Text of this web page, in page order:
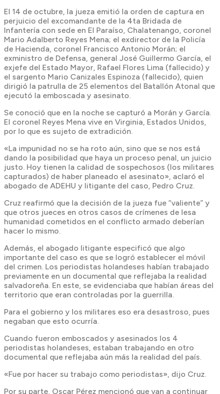
El 14 de octubre, la jueza emitió la orden de captura en
perjuicio del excomandante de la 4ta Bridada de
Infantería con sede en El Paraíso, Chalatenango, coronel
Mario Adalberto Reyes Mena; el exdirector de la Policía
de Hacienda, coronel Francisco Antonio Morán; el
exministro de Defensa, general José Guillermo García, el
exjefe del Estado Mayor, Rafael Flores Lima (fallecido) y
el sargento Mario Canizales Espinoza (fallecido), quien
dirigió la patrulla de 25 elementos del Batallón Atonal que
ejecutó la emboscada y asesinato.
Se conoció que en la noche se capturó a Morán y García.
El coronel Reyes Mena vive en Virginia, Estados Unidos,
por lo que es sujeto de extradición.
«La impunidad no se ha roto aún, sino que se nos está
dando la posibilidad que haya un proceso penal, un juicio
justo. Hoy tienen la calidad de sospechosos (los militares
capturados) de haber planeado el asesinato», aclaró el
abogado de ADEHU y litigante del caso, Pedro Cruz.
Cruz reafirmó que la decisión de la jueza fue “valiente” y
que otros jueces en otros casos de crímenes de lesa
humanidad cometidos en el conflicto armado deberían
hacer lo mismo.
Además, el abogado litigante especificó que algo
importante del caso es que se logró establecer el móvil
del crimen. Los periodistas holandeses habían trabajado
previamente en un documental que reflejaba la realidad
salvadoreña. En este, se evidenciaba que habían áreas del
territorio que eran controladas por la guerrilla.
Para el gobierno y los militares eso era desastroso, pues
negaban que esto ocurría.
Cuando fueron emboscados y asesinados los 4
periodistas holandeses, estaban trabajando en otro
documental que reflejaba aún más la realidad del país.
«Fue por hacer su trabajo como periodistas», dijo Cruz.
Por su parte, Oscar Pérez mencionó que van a continuar